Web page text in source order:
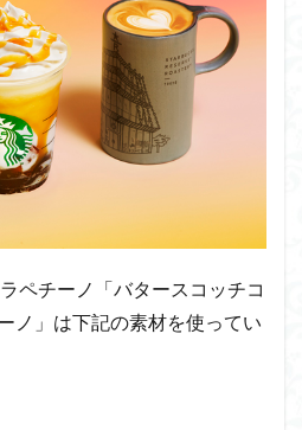
ペチーノ「バタースコッチコ
ノ」は下記の素材を使ってい